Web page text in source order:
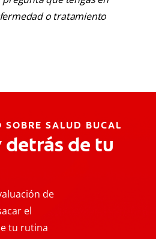
o tratamiento
SOBRE SALUD BUCAL
detrás de tu
de
el
tu rutina